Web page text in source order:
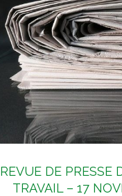
REVUE DE PRESSE
TRAVAIL – 17